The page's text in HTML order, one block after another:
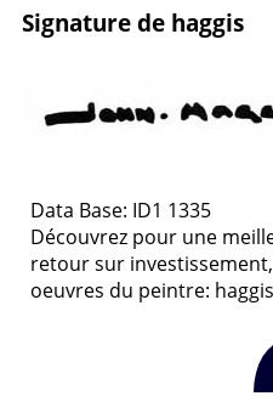
Signature de haggis
Data Base: ID1 1335
Découvrez pour une
retour sur
oeuvres du peintre: haggis